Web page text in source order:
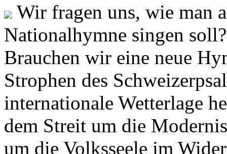
Wir fragen uns, wie man
Nationalhymne singen
Brauchen wir eine neue
Strophen des
internationale Wetterlage
dem Streit um die
um die Volksseele im